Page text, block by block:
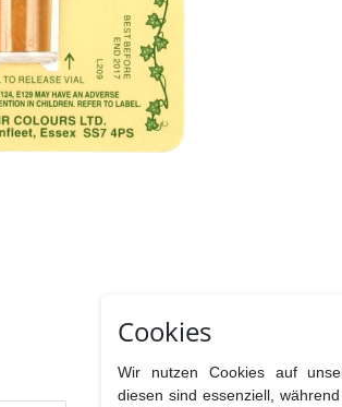
Cookies
Wir nutzen Cookies auf
diesen sind essenziell,